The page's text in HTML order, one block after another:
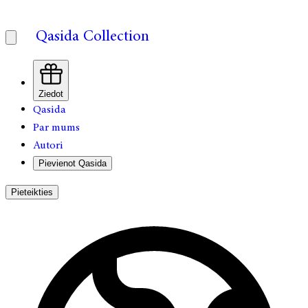
Qasida Collection
Ziedot
Qasida
Par mums
Autori
Pievienot Qasida
Pieteikties